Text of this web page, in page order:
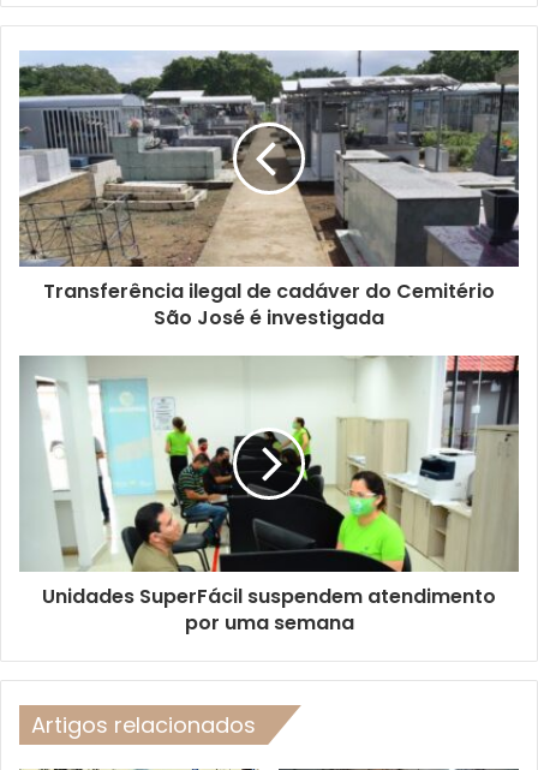
Transferência ilegal de cadáver do Cemitério
São José é investigada
Unidades SuperFácil suspendem atendimento
por uma semana
Artigos relacionados